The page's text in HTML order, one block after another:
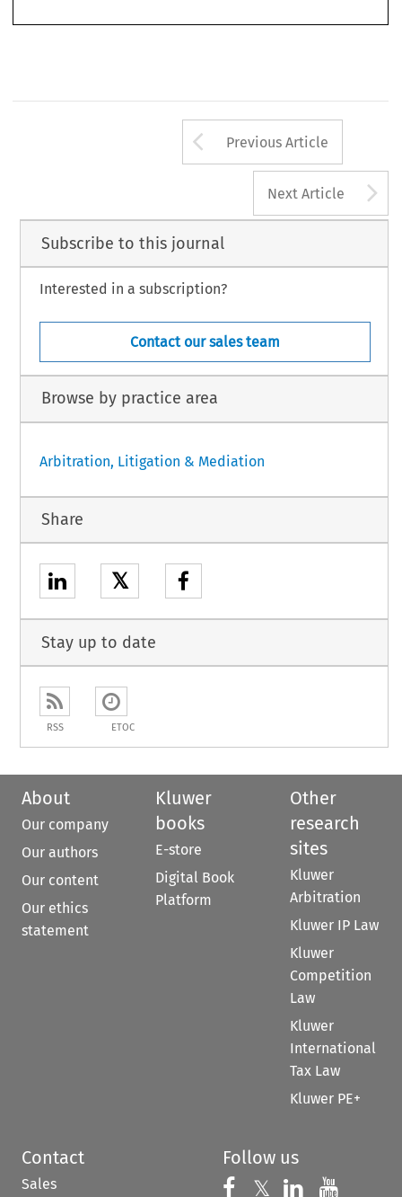
sorte não assistiria às autoras. Recurso provido, para extinguir o feito
Arrow button
Previous Article
Next Article
Subscribe to this journal
Interested in a subscription?
Contact our sales team
Browse by practice area
Arbitration, Litigation & Mediation
Share
𝕏
Stay up to date
RSS ETOC
About
Our company
Our authors
Our content
Our ethics
statement
Kluwer
books
E-store
Digital Book
Platform
Other
research
sites
Kluwer
Arbitration
Kluwer IP Law
Kluwer
Competition
Law
Kluwer
International
Tax Law
Kluwer PE+
Contact
Sales
Follow us
Follow us on
𝕏 Follow us on
Follow us